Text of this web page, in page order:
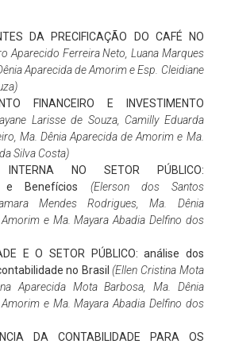
DA PRECIFICAÇÃO DO CAFÉ NO
Aparecido Ferreira Neto, Luana Marques
Aparecida de Amorim e Esp. Cleidiane
FINANCEIRO E INVESTIMENTO
Larisse de Souza, Camilly Eduarda
Ma. Dênia Aparecida de Amorim e Ma.
Silva Costa)
INTERNA NO SETOR PÚBLICO:
e Benefícios
(Elerson dos Santos
Mendes Rodrigues, Ma. Dênia
e Ma. Mayara Abadia Delfino dos
E O SETOR PÚBLICO: análise dos
no Brasil (Ellen Cristina Mota
Aparecida Mota Barbosa, Ma. Dênia
e Ma. Mayara Abadia Delfino dos
DA CONTABILIDADE PARA OS